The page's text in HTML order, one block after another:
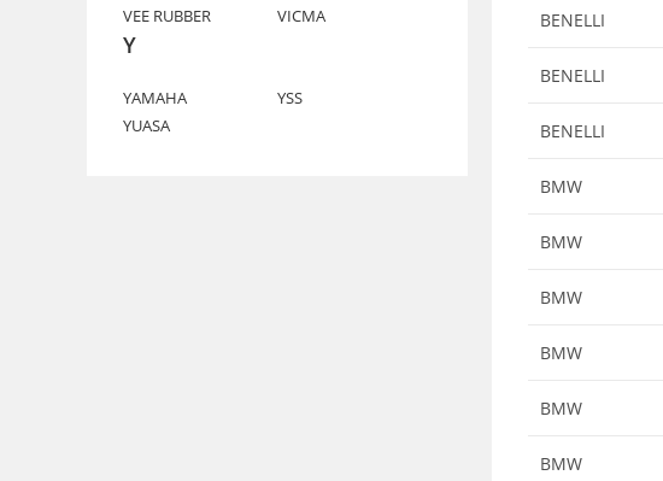
BENELLI
BENELLI
BENELLI
BMW
BMW
BMW
BMW
BMW
BMW
VEE RUBBER VICMA
Y
YAMAHA
YSS
YUASA